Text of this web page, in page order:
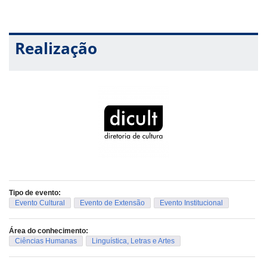
Realização
Tipo de evento:
Evento Cultural
Evento de Extensão Evento Institucional
Área do conhecimento:
Ciências Humanas
Linguística, Letras e Artes